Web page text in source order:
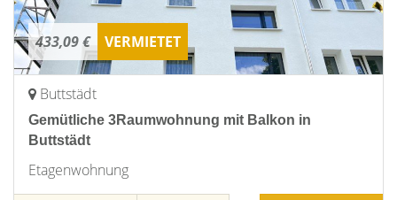
433,09 € VERMIETET
Buttstädt
Gemütliche 3Raumwohnung mit Balkon in
Buttstädt
Etagenwohnung